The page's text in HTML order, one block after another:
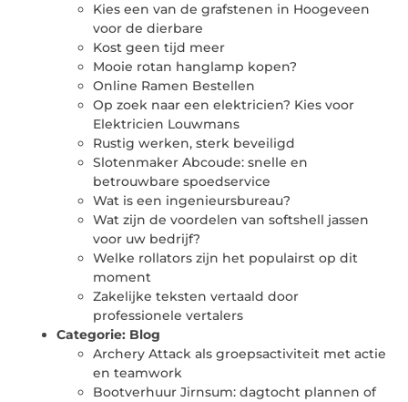
Kies een van de grafstenen in Hoogeveen
voor de dierbare
Kost geen tijd meer
Mooie rotan hanglamp kopen?
Online Ramen Bestellen
Op zoek naar een elektricien? Kies voor
Elektricien Louwmans
Rustig werken, sterk beveiligd
Slotenmaker Abcoude: snelle en
betrouwbare spoedservice
Wat is een ingenieursbureau?
Wat zijn de voordelen van softshell jassen
voor uw bedrijf?
Welke rollators zijn het populairst op dit
moment
Zakelijke teksten vertaald door
professionele vertalers
Categorie: Blog
Archery Attack als groepsactiviteit met actie
en teamwork
Bootverhuur Jirnsum: dagtocht plannen of